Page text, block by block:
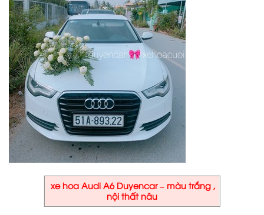
xe hoa Audi A6 Duyencar – màu trắng ,
nội thất nâu